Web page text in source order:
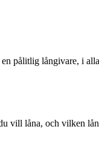
pålitlig långivare, i
vill låna, och vilken